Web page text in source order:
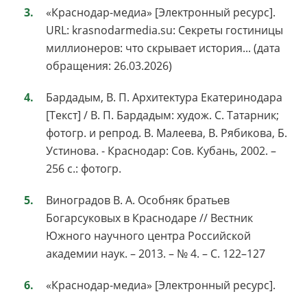
«Краснодар-медиа» [Электронный ресурс].
URL: krasnodarmedia.su: Секреты гостиницы
миллионеров: что скрывает история... (дата
обращения: 26.03.2026)
Бардадым, В. П. Архитектура Екатеринодара
[Текст] / В. П. Бардадым: худож. С. Татарник;
фотогр. и репрод. В. Малеева, В. Рябикова, Б.
Устинова. - Краснодар: Сов. Кубань, 2002. –
256 с.: фотогр.
Виноградов В. А. Особняк братьев
Богарсуковых в Краснодаре // Вестник
Южного научного центра Российской
академии наук. – 2013. – № 4. – С. 122–127
«Краснодар-медиа» [Электронный ресурс].